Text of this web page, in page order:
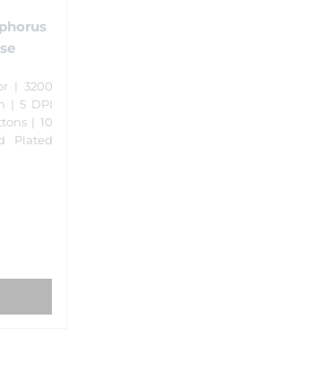
| 3200
| 5 DPI
| 10
Plated